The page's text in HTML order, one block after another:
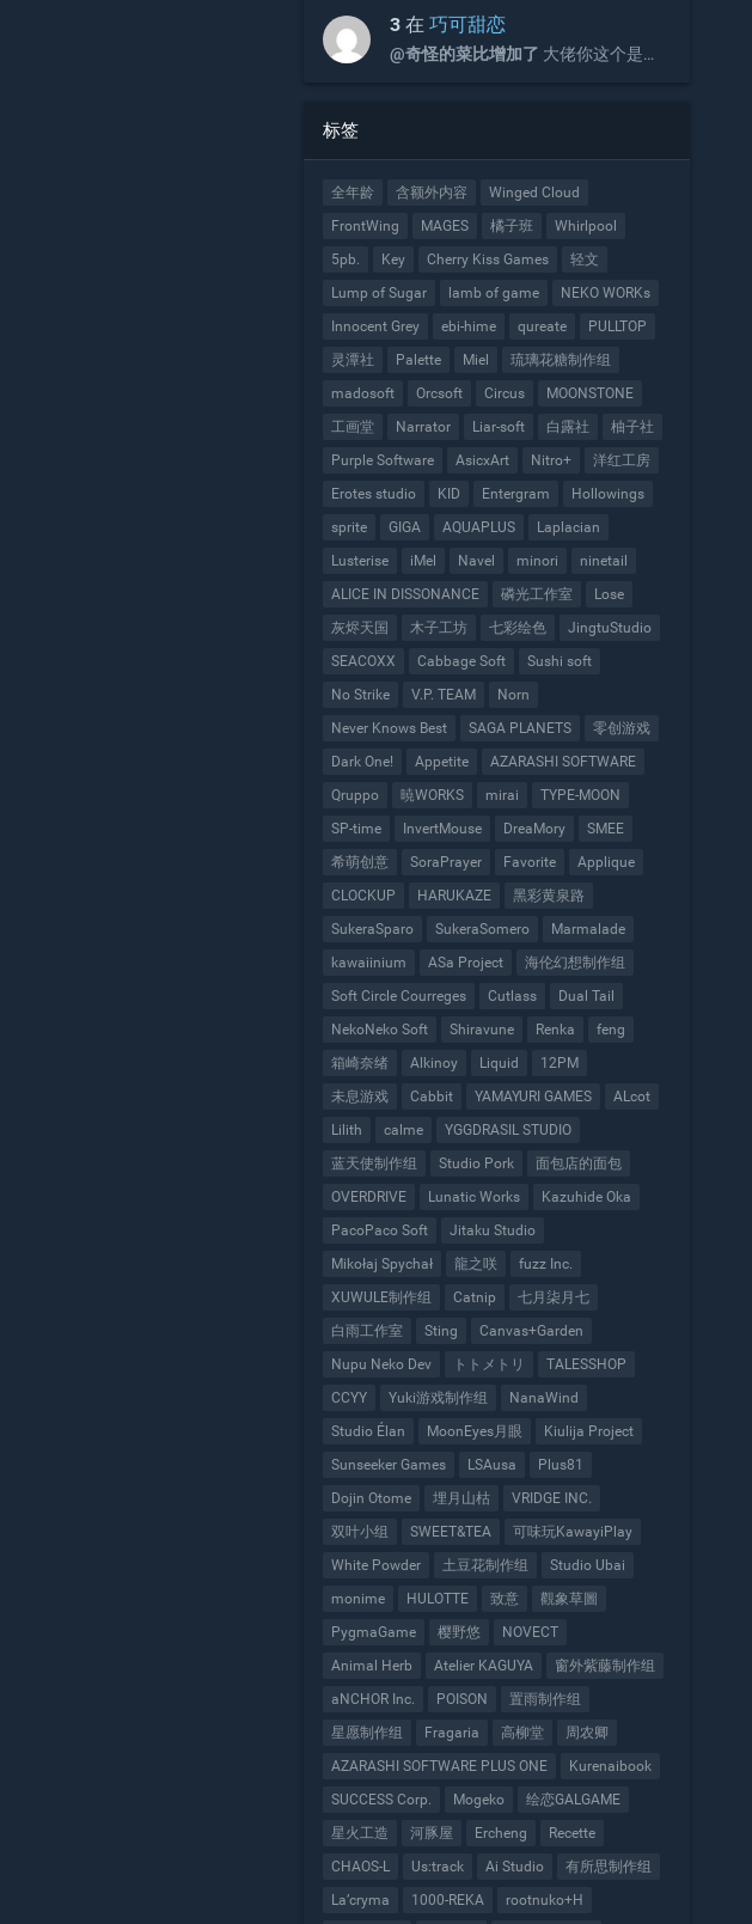
3 在巧可甜恋
@奇怪的菜比增加了
标签
全年龄 含额外内容
Winged Cloud
FrontWing
MAGES 橘子班
Whirlpool
5pb.
Key Cherry Kiss Games
轻文
Lump of Sugar
lamb of game
NEKO WORKs
Innocent Grey
ebi-hime qureate
PULLTOP
灵潭社
Palette Miel
琉璃花糖制作组
madosoft
Orcsoft Circus
MOONSTONE
工画堂
Narrator Liar-soft 白露社
柚子社
Purple Software
AsicxArt Nitro+
洋红工房
Erotes studio
KID Entergram
Hollowings
sprite
GIGA AQUAPLUS
Laplacian
Lusterise
iMel Navel minori
ninetail
ALICE IN DISSONANCE
磷光工作室
Lose
灰烬天国
木子工坊 七彩绘色
JingtuStudio
SEACOXX
Cabbage Soft
Sushi soft
No Strike
V.P. TEAM
Norn
Never Knows Best
SAGA PLANETS
零创游戏
Dark One!
Appetite
AZARASHI SOFTWARE
Qruppo
暁WORKS mirai
TYPE-MOON
SP-time
InvertMouse DreaMory
SMEE
希萌创意
SoraPrayer Favorite
Applique
CLOCKUP
HARUKAZE
黑彩黄泉路
SukeraSparo
SukeraSomero
Marmalade
kawaiinium
ASa Project
海伦幻想制作组
Soft Circle Courreges
Cutlass
Dual Tail
NekoNeko Soft
Shiravune Renka
feng
箱崎奈绪
Alkinoy Liquid
12PM
未息游戏
Cabbit YAMAYURI GAMES
ALcot
Lilith
calme
YGGDRASIL STUDIO
蓝天使制作组
Studio Pork
面包店的面包
OVERDRIVE
Lunatic Works
Kazuhide Oka
PacoPaco Soft
Jitaku Studio
Mikołaj Spychał
龍之咲
fuzz Inc.
XUWULE制作组
Catnip
七月柒月七
白雨工作室
Sting
Canvas+Garden
Nupu Neko Dev
トトメトリ
TALESSHOP
CCYY
Yuki游戏制作组
NanaWind
Studio Élan
MoonEyes月眼
Kiulija Project
Sunseeker Games
LSAusa
Plus81
Dojin Otome
埋月山枯
VRIDGE INC.
双叶小组
SWEET&TEA
可味玩KawayiPlay
White Powder
土豆花制作组
Studio Ubai
monime
HULOTTE 致意
觀象草圖
PygmaGame
樱野悠
NOVECT
Animal Herb
Atelier KAGUYA
窗外紫藤制作组
aNCHOR Inc.
POISON
置雨制作组
星愿制作组
Fragaria 高柳堂
周农卿
AZARASHI SOFTWARE PLUS ONE
Kurenaibook
SUCCESS Corp.
Mogeko
绘恋GALGAME
星火工造
河豚屋 Ercheng
Recette
CHAOS-L
Us:track Ai Studio
有所思制作组
La’cryma
1000-REKA
rootnuko+H